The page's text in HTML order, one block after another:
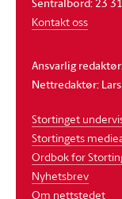
Kontakt oss
Ansvarlig
Nettredaktør:
Stortinget
Stortingets
Ordbok for
Nyhetsbrev
Om nettstedet